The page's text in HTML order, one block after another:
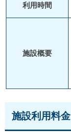
利用時間
施設概要
施設利用料金